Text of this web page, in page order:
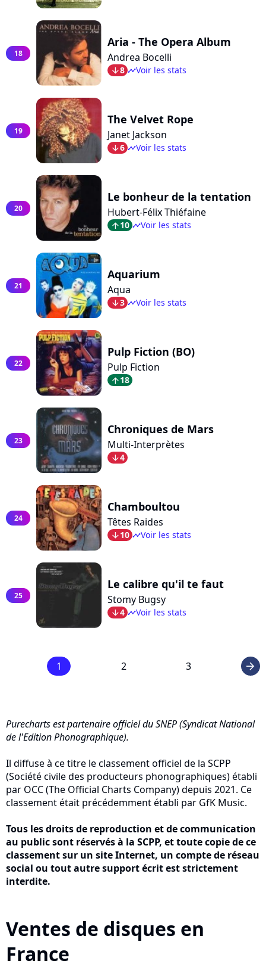
18
Aria - The Opera Album
Andrea Bocelli
arrow_bot8 timelineVoir les stats
19
The Velvet Rope
Janet Jackson
arrow_bot6 timelineVoir les stats
20
Le bonheur de la tentation
Hubert-Félix Thiéfaine
arrow_top10 timelineVoir les stats
21
Aquarium
Aqua
arrow_bot3 timelineVoir les stats
22
Pulp Fiction (BO)
Pulp Fiction
arrow_top18
23
Chroniques de Mars
Multi-Interprètes
arrow_bot4
24
Chamboultou
Têtes Raides
arrow_bot10 timelineVoir les stats
25
Le calibre qu'il te faut
Stomy Bugsy
arrow_bot4 timelineVoir les stats
1 2 3 arrow_right
Purecharts est partenaire officiel du SNEP (Syndicat National
de l'Edition Phonographique).
Il diffuse à ce titre le classement officiel de la SCPP
(Société civile des producteurs phonographiques) établi
par OCC (The Official Charts Company) depuis 2021. Ce
classement était précédemment établi par GfK Music.
Tous les droits de reproduction et de communication
au public sont réservés à la SCPP, et toute copie de ce
classement sur un site Internet, un compte de réseau
social ou tout autre support écrit est strictement
interdite.
Ventes de disques en
France